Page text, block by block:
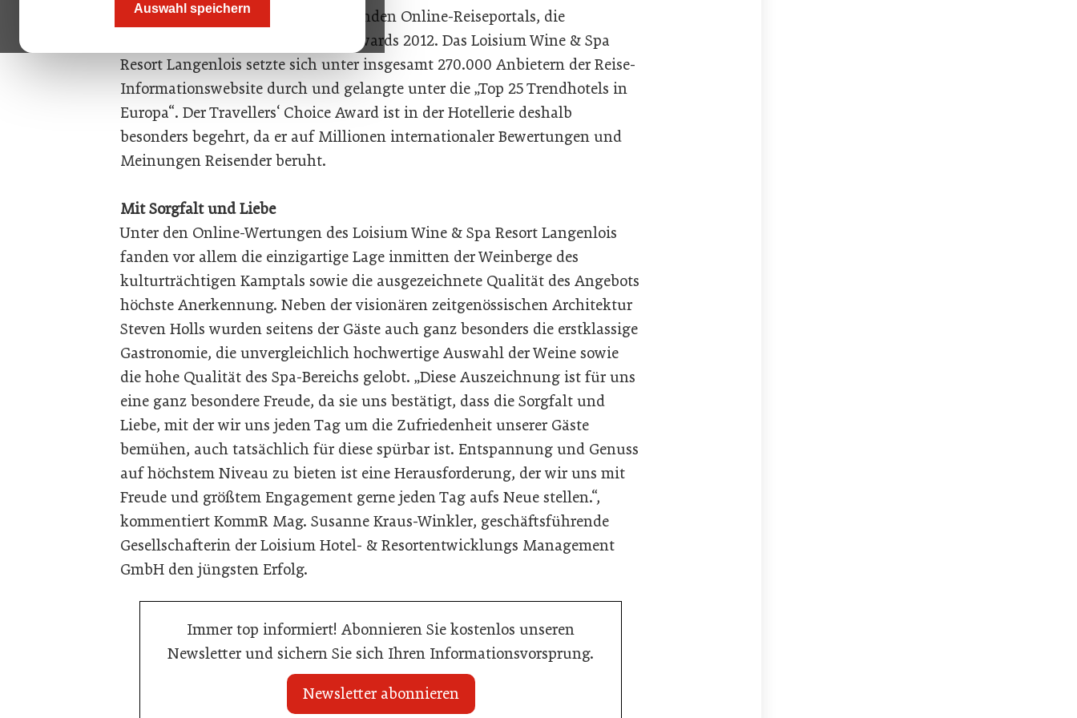
Auswahl speichern
gleichnamigen international führenden Online-Reiseportals, die
Preisträger der Travellers‘ Choice Awards 2012. Das Loisium Wine & Spa
Resort Langenlois setzte sich unter insgesamt 270.000 Anbietern der Reise-
Informationswebsite durch und gelangte unter die „Top 25 Trendhotels in
Europa“. Der Travellers‘ Choice Award ist in der Hotellerie deshalb
besonders begehrt, da er auf Millionen internationaler Bewertungen und
Meinungen Reisender beruht.
Mit Sorgfalt und Liebe
Unter den Online-Wertungen des Loisium Wine & Spa Resort Langenlois
fanden vor allem die einzigartige Lage inmitten der Weinberge des
kulturträchtigen Kamptals sowie die ausgezeichnete Qualität des Angebots
höchste Anerkennung. Neben der visionären zeitgenössischen Architektur
Steven Holls wurden seitens der Gäste auch ganz besonders die erstklassige
Gastronomie, die unvergleichlich hochwertige Auswahl der Weine sowie
die hohe Qualität des Spa-Bereichs gelobt. „Diese Auszeichnung ist für uns
eine ganz besondere Freude, da sie uns bestätigt, dass die Sorgfalt und
Liebe, mit der wir uns jeden Tag um die Zufriedenheit unserer Gäste
bemühen, auch tatsächlich für diese spürbar ist. Entspannung und Genuss
auf höchstem Niveau zu bieten ist eine Herausforderung, der wir uns mit
Freude und größtem Engagement gerne jeden Tag aufs Neue stellen.“,
kommentiert KommR Mag. Susanne Kraus-Winkler, geschäftsführende
Gesellschafterin der Loisium Hotel- & Resortentwicklungs Management
GmbH den jüngsten Erfolg.
Immer top informiert! Abonnieren Sie kostenlos unseren
Newsletter und sichern Sie sich Ihren Informationsvorsprung.
Newsletter abonnieren